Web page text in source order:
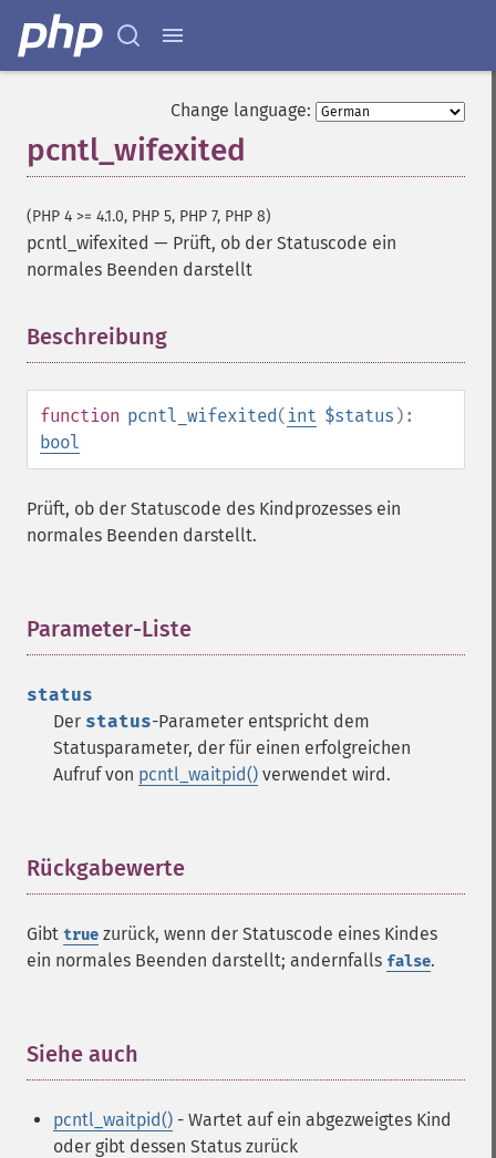
Change language:
pcntl_wifexited
(PHP 4 >= 4.1.0, PHP 5, PHP 7, PHP 8)
pcntl_wifexited — Prüft, ob der Statuscode ein
normales Beenden darstellt
Beschreibung
function pcntl_wifexited( int $status ):
bool
Prüft, ob der Statuscode des Kindprozesses ein
normales Beenden darstellt.
Parameter-Liste
status
Der status-Parameter entspricht dem
Statusparameter, der für einen erfolgreichen
Aufruf von pcntl_waitpid() verwendet wird.
Rückgabewerte
Gibt true zurück, wenn der Statuscode eines Kindes
ein normales Beenden darstellt; andernfalls false.
Siehe auch
pcntl_waitpid() - Wartet auf ein abgezweigtes Kind
oder gibt dessen Status zurück